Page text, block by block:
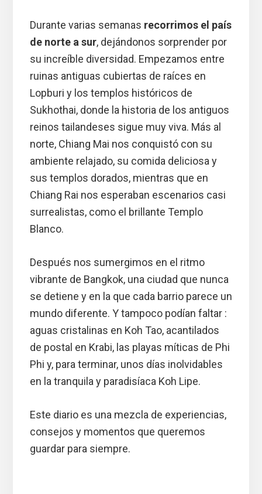
Durante varias semanas recorrimos el país
de norte a sur, dejándonos sorprender por
su increíble diversidad. Empezamos entre
ruinas antiguas cubiertas de raíces en
Lopburi y los templos históricos de
Sukhothai, donde la historia de los antiguos
reinos tailandeses sigue muy viva. Más al
norte, Chiang Mai nos conquistó con su
ambiente relajado, su comida deliciosa y
sus templos dorados, mientras que en
Chiang Rai nos esperaban escenarios casi
surrealistas, como el brillante Templo
Blanco.
Después nos sumergimos en el ritmo
vibrante de Bangkok, una ciudad que nunca
se detiene y en la que cada barrio parece un
mundo diferente. Y tampoco podían faltar :
aguas cristalinas en Koh Tao, acantilados
de postal en Krabi, las playas míticas de Phi
Phi y, para terminar, unos días inolvidables
en la tranquila y paradisíaca Koh Lipe.
Este diario es una mezcla de experiencias,
consejos y momentos que queremos
guardar para siempre.